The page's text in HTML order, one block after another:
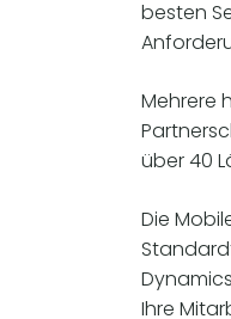
besten
Mehrere
über 40
Die
Ihre